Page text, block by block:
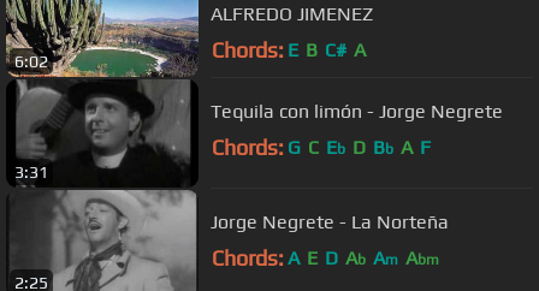
6:02
ALFREDO JIMENEZ
Chords: E B C# A
3:31
Tequila con limón - Jorge Negrete
Chords: G C Eb D Bb A F
2:25
Jorge Negrete - La Norteña
Chords: A E D Ab Am Abm